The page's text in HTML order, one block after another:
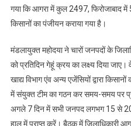
गया कि आगरा में कुल 2497, फिरोजाबाद
किसानों का पंजीयन कराया गया है।
मंडलायुक्त महोदया ने चारों जनपदों के
को प्रतिदिन गेहूं क्रय का लक्ष्य दिया
खाद्य विभाग एंव अन्य एजेंसियों द्वारा
में संयुक्त टीम का गठन कर समय-समय पर
अगले 7 दिन में सभी जनपद लगभग 15 से
हाल में प्राप्त करें। बैठक में जिलाधिकारी